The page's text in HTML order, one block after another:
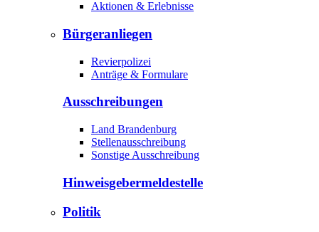
Aktionen & Erlebnisse
Bürgeranliegen
Revierpolizei
Anträge & Formulare
Ausschreibungen
Land Brandenburg
Stellenausschreibung
Sonstige Ausschreibung
Hinweisgeber­meldestelle
Politik